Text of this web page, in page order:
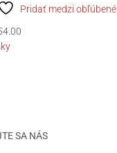
Pridať medzi obľúbené
SA NÁS